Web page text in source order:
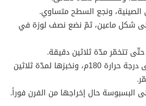
ونجع السطح متساوي.
شكل ماعين، ثمّ نضع نصف لوزة في
تتخمّر مدّة ثلاثين دقيقة.
نسخن الفرن على درجة حرارة 180م، ونخبزها لمدّة ثلاثين
البسبوسة حال إخراجها من الفرن فوراً.